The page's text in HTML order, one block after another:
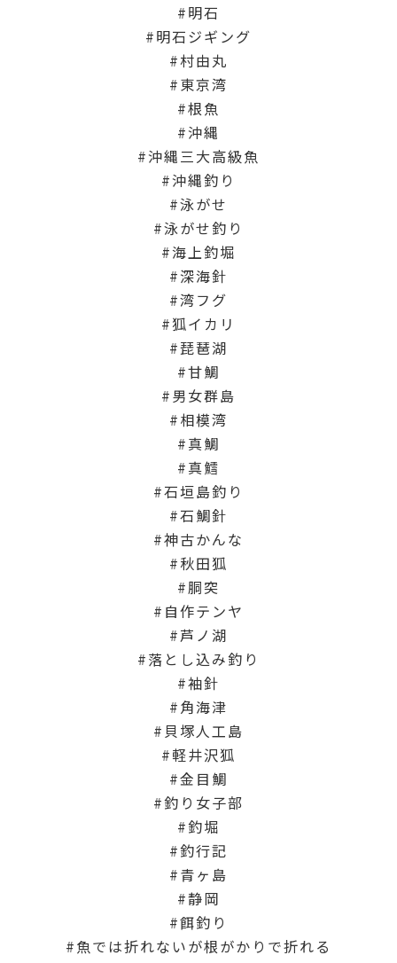
明石
明石ジギング
村由丸
東京湾
根魚
沖縄
沖縄三大高級魚
沖縄釣り
泳がせ
泳がせ釣り
海上釣堀
深海針
湾フグ
狐イカリ
琵琶湖
甘鯛
男女群島
相模湾
真鯛
真鱈
石垣島釣り
石鯛針
神古かんな
秋田狐
胴突
自作テンヤ
芦ノ湖
落とし込み釣り
袖針
角海津
貝塚人工島
軽井沢狐
金目鯛
釣り女子部
釣堀
釣行記
青ヶ島
静岡
餌釣り
魚では折れないが根がかりで折れる